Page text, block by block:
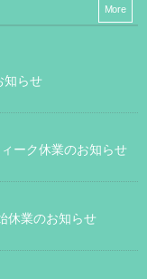
知らせ
ーク休業のお知らせ
休業のお知らせ
More